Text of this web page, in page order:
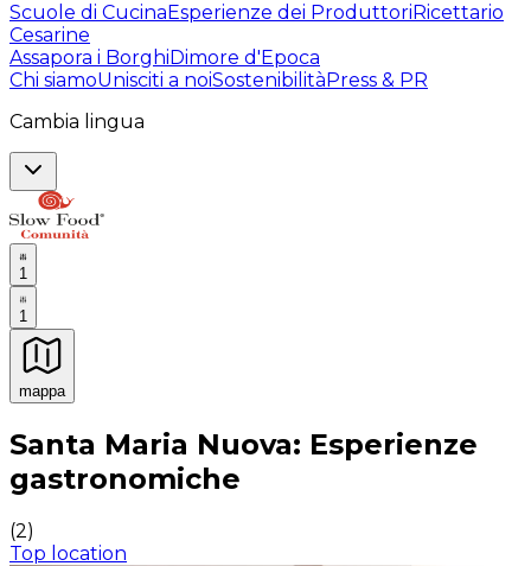
Scuole di CucinaEsperienze dei ProduttoriRicettario
Cesarine
Assapora i BorghiDimore d'Epoca
Chi siamoUnisciti a noiSostenibilitàPress & PR
Cambia lingua
1
1
mappa
Esperienze culinarie indimenticabili: Esperienze
Santa Maria Nuova: Esperienze
gastronomiche
(2)
Top location